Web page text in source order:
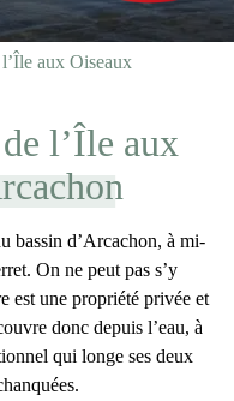
aux Oiseaux
l’Île aux
bassin d’Arcachon, à mi-
On ne peut pas s’y
est une propriété privée et
donc depuis l’eau, à
qui longe ses deux
.